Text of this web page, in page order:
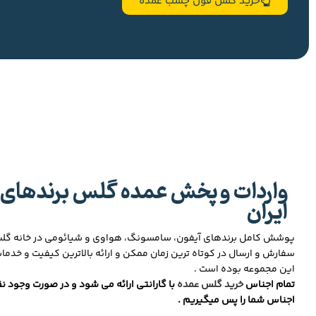
واردات و پخش عمده گلس
ایران
پوشش کامل برندهای آیفون، سامسونگ، هواوی و شیائومی در خانه
سفارش و ارسال در کوتاه ترین زمان ممکن و ارائه بالاترین کیفیت و
این مجموعه بوده است .
تمام اجناسخرید گلس عمدهبا گارانتی ارائه می شود و در صورت وجود
اجناس شما را پس میگیریم .